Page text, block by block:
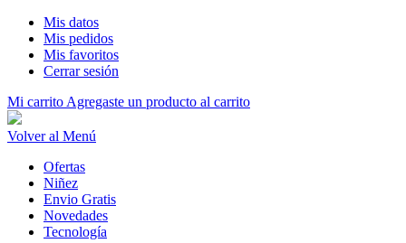
Mis datos
Mis pedidos
Mis favoritos
Cerrar sesión
Mi carrito Agregaste un producto al carrito
Volver al Menú
Ofertas
Niñez
Envio Gratis
Novedades
Tecnología